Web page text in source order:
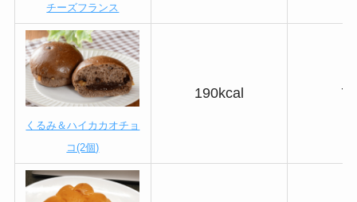
チーズフランス
くるみ＆ハイカカオチョ
コ(2個)
190kcal